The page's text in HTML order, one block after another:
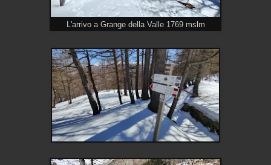
L'arrivo a Grange della Valle 1769 mslm